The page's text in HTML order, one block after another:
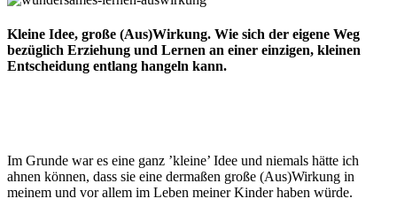
Kleine Idee, große (Aus)Wirkung. Wie sich der eigene Weg
bezüglich Erziehung und Lernen an einer einzigen, kleinen
Entscheidung entlang hangeln kann.
Im Grunde war es eine ganz ’kleine’ Idee und niemals hätte ich
ahnen können, dass sie eine dermaßen große (Aus)Wirkung in
meinem und vor allem im Leben meiner Kinder haben würde.